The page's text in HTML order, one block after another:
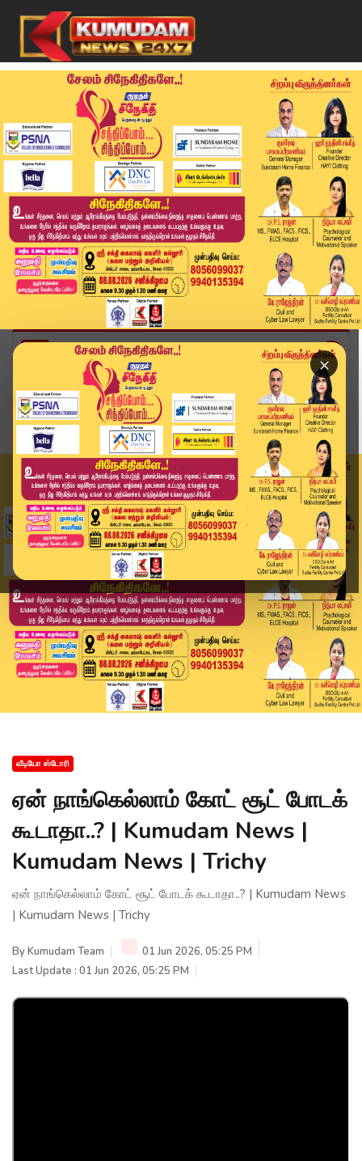
×
Home
வீடியோ ஸ்டோரி
ஏன் நாங்கெல்லாம் கோட் சூட் போடக் கூடாதா..? | Ku...
வீடியோ ஸ்டோரி
ஏன் நாங்கெல்லாம் கோட் சூட் போடக்
கூடாதா..? | Kumudam News |
Kumudam News | Trichy
ஏன் நாங்கெல்லாம் கோட் சூட் போடக் கூடாதா..? | Kumudam News
| Kumudam News | Trichy
ByKumudam Team
01 Jun 2026, 05:25 PM
Last Update : 01 Jun 2026, 05:25 PM